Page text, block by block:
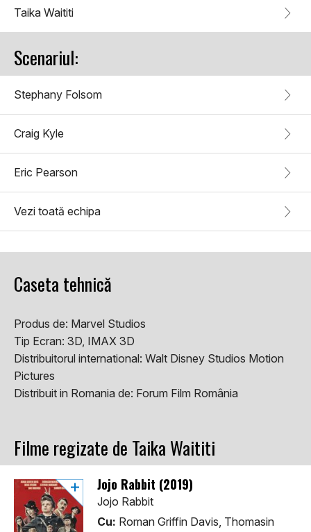
Taika Waititi
Scenariul:
Stephany Folsom
Craig Kyle
Eric Pearson
Vezi toată echipa
Caseta tehnică
Produs de: Marvel Studios
Tip Ecran: 3D, IMAX 3D
Distribuitorul international: Walt Disney Studios Motion
Pictures
Distribuit in Romania de: Forum Film România
Filme regizate de Taika Waititi
Jojo Rabbit (2019)
Jojo Rabbit
Cu: Roman Griffin Davis, Thomasin